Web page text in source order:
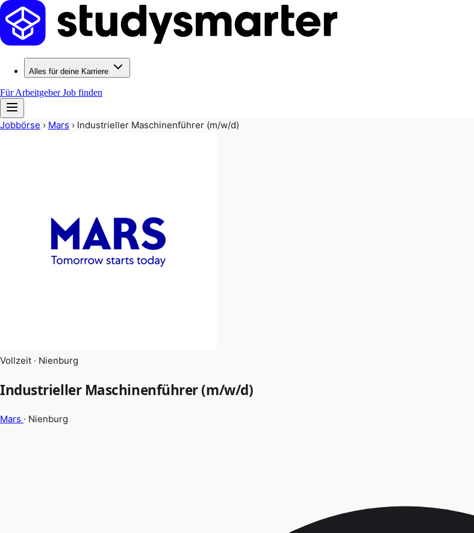
Alles für deine Karriere
Für ArbeitgeberJob finden
Jobbörse › Mars › Industrieller Maschinenführer (m/w/d)
Vollzeit · Nienburg
Industrieller Maschinenführer (m/w/d)
Mars · Nienburg